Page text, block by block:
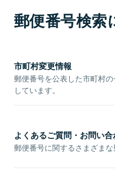
郵便番号検索
市町村変更情報
郵便番号を公表した市町村
しています。
よくあるご質問・お問い合
郵便番号に関するさまざまな